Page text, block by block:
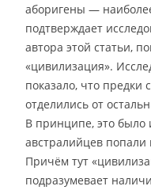
аборигены —
подтверждает
автора этой статьи,
«цивилизация».
показало, что предки
отделились от
В принципе, это было
австралийцев
Причём тут
подразумевает